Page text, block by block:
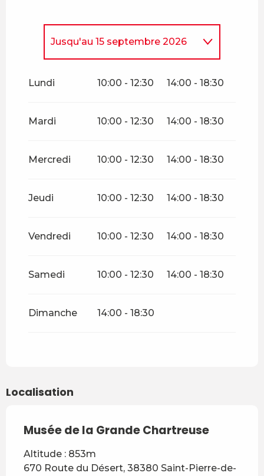
2026
2026
Jusqu'au 15 septembre 2026
Lundi 10:00 - 12:30 14:00 - 18:30
Mardi 10:00 - 12:30 14:00 - 18:30
Mercredi 10:00 - 12:30 14:00 - 18:30
Jeudi 10:00 - 12:30 14:00 - 18:30
Vendredi 10:00 - 12:30 14:00 - 18:30
Samedi 10:00 - 12:30 14:00 - 18:30
Dimanche 14:00 - 18:30
Localisation
Musée de la Grande Chartreuse
Altitude : 853m
670 Route du Désert, 38380 Saint-Pierre-de-